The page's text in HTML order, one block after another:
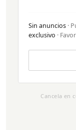
Sin anuncios ·
exclusivo ·
Cancela en